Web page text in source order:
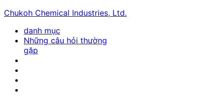
Chukoh Chemical Industries, Ltd.
danh mục
Những câu hỏi thường
gặp